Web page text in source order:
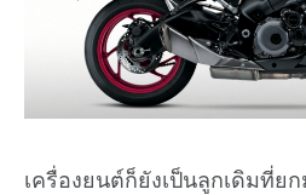
เครื่องยนต์ก็ยังเป็นลูกเดิมที่ย